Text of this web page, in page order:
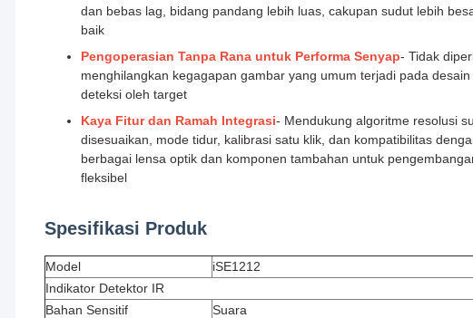
dan bebas lag, bidang pandang lebih luas, cakupan sudut lebih
baik
Pengoperasian Tanpa Rana untuk Performa Senyap- Tidak
menghilangkan kegagapan gambar yang umum terjadi pada
deteksi oleh target
Kaya Fitur dan Ramah Integrasi- Mendukung algoritme resolusi
disesuaikan, mode tidur, kalibrasi satu klik, dan kompatibilitas
berbagai lensa optik dan komponen tambahan untuk
fleksibel
Spesifikasi Produk
Model
iSE1212
Indikator Detektor IR
Bahan Sensitif
Suara